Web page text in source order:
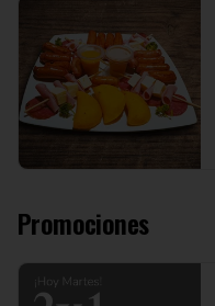
Promociones